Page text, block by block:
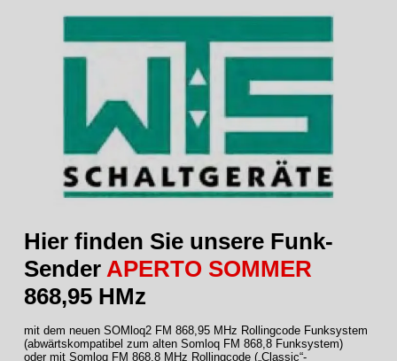
Hier finden Sie unsere Funk-
Sender APERTO SOMMER
868,95 HMz
mit dem neuen SOMloq2 FM 868,95 MHz Rollingcode Funksystem
(abwärtskompatibel zum alten Somloq FM 868,8 Funksystem)
oder mit Somloq FM 868,8 MHz Rollingcode („Classic“-